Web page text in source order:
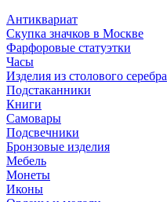
Антиквариат
Скупка значков в Москве
Фарфоровые статуэтки
Часы
Изделия из столового серебра
Подстаканники
Книги
Самовары
Подсвечники
Бронзовые изделия
Мебель
Монеты
Иконы